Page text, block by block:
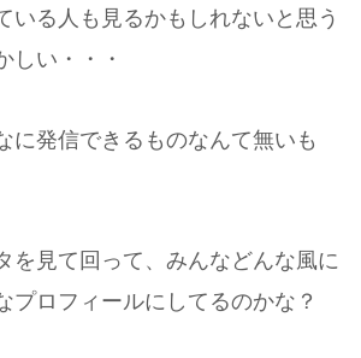
いる人も見るかもしれないと思う
しい・・・
に発信できるものなんて無いも
を見て回って、みんなどんな風に
プロフィールにしてるのかな？